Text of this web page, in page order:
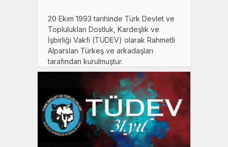
20 Ekim 1993 tarihinde Türk Devlet ve
Toplulukları Dostluk, Kardeşlik ve
İşbirliği Vakfı (TÜDEV) olarak Rahmetli
Alparslan Türkeş ve arkadaşları
tarafından kurulmuştur.